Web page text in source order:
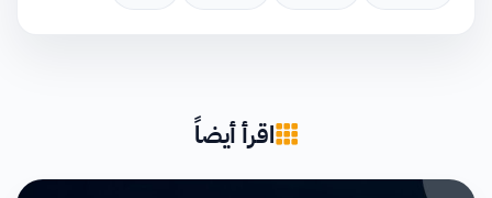
اقرأ أيضاً